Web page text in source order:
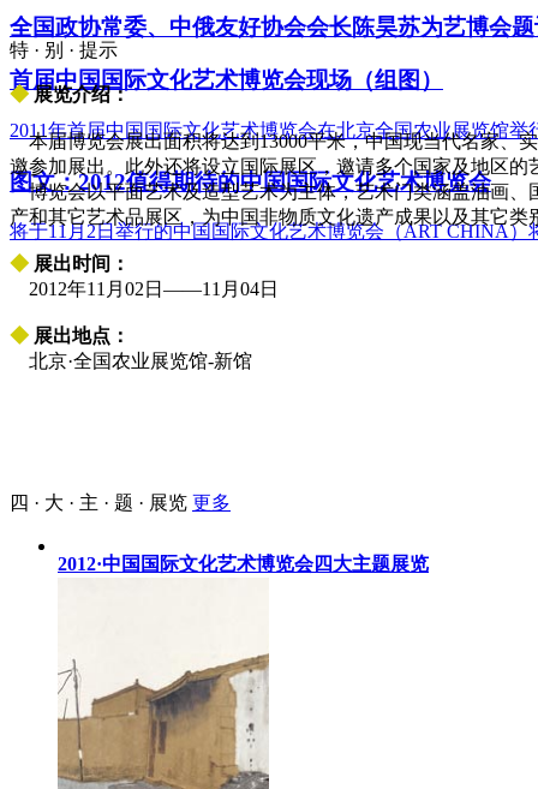
全国政协常委、中俄友好协会会长陈昊苏为艺博会
首届中国国际文化艺术博览会现场（组图）
2011年首届中国国际文化艺术博览会在北京全国农业展览馆举
图文：2012值得期待的中国国际文化艺术博览会
将于11月2日举行的中国国际文化艺术博览会（ART CHINA
特 · 别 · 提示
◆展览介绍：
本届博览会展出面积将达到13000平米，中国现当代名家、
邀参加展出。此外还将设立国际展区，邀请多个国家及地区的
博览会以平面艺术及造型艺术为主体，艺术门类涵盖油画、
产和其它艺术品展区，为中国非物质文化遗产成果以及其它
◆ 展出时间：
2012年11月02日——11月04日
◆ 展出地点：
北京·全国农业展览馆-新馆
四 · 大 · 主 · 题 · 展览 更多
2012·中国国际文化艺术博览会四大主题展览